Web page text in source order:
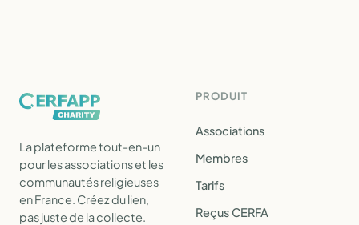
La plateforme tout-en-un
pour les associations et les
communautés religieuses
en France. Créez du lien,
pas juste de la collecte.
PRODUIT
Associations
Membres
Tarifs
Reçus CERFA